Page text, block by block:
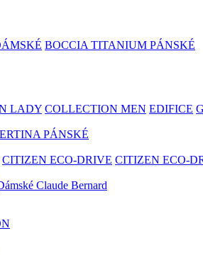
BOCCIA TITANIUM PÁNSKÉ
LADY COLLECTION MEN EDIFICE
PÁNSKÉ
CITIZEN ECO-DRIVE CITIZEN ECO-
Claude Bernard